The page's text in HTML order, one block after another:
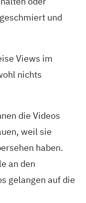
und
Views im
nichts
die Videos
weil sie
haben.
an den
gelangen auf die